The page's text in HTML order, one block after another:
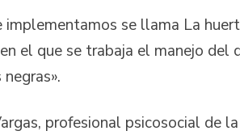
se llama La
el que se trabaja el manejo
profesional psicosocial de